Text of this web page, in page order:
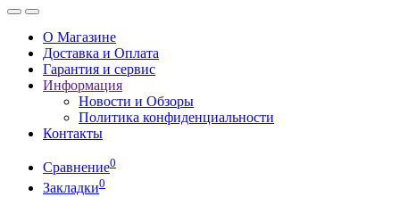
О Магазине
Доставка и Оплата
Гарантия и сервис
Информация
Новости и Обзоры
Политика конфиденциальности
Контакты
Сравнение0
Закладки0